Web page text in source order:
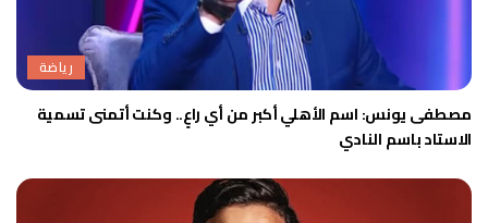
رياضة
مصطفى يونس: اسم الأهلي أكبر من أي راعٍ.. وكنت أتمنى تسمية
الاستاد باسم النادي